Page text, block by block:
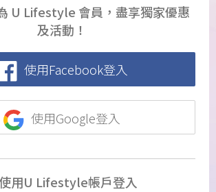
U Lifestyle 會員，盡享獨家優惠
及活動！
使用Facebook登入
使用Google登入
用U Lifestyle帳戶登入